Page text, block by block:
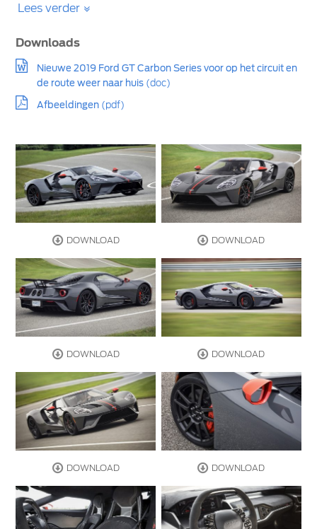
Lees verder
Downloads
Nieuwe 2019 Ford GT Carbon Series voor op het circuit en
de route weer naar huis (doc)
Afbeeldingen (pdf)
DOWNLOAD DOWNLOAD
DOWNLOAD DOWNLOAD
DOWNLOAD DOWNLOAD